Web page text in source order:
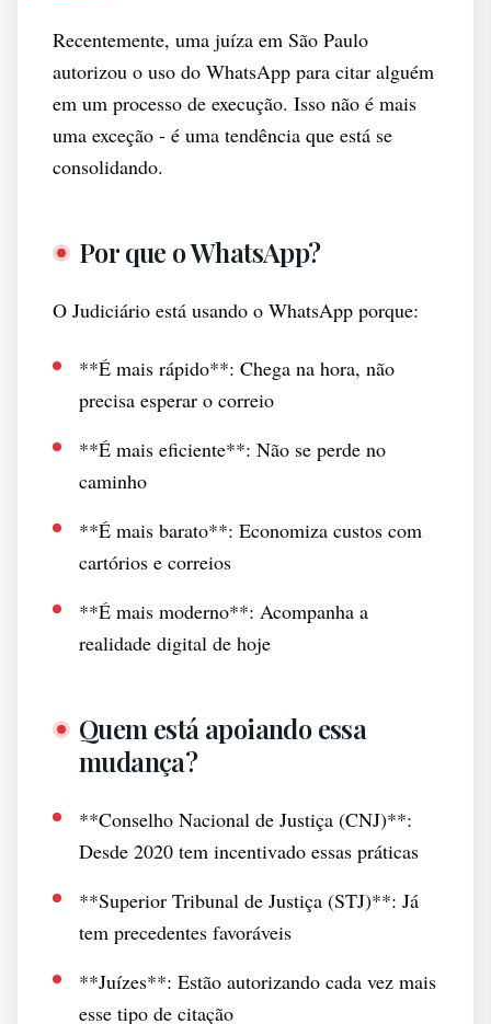
Recentemente, uma juíza em São Paulo
autorizou o uso do WhatsApp para citar alguém
em um processo de execução. Isso não é mais
uma exceção - é uma tendência que está se
consolidando.
Por que o WhatsApp?
O Judiciário está usando o WhatsApp porque:
**É mais rápido**: Chega na hora, não
precisa esperar o correio
**É mais eficiente**: Não se perde no
caminho
**É mais barato**: Economiza custos com
cartórios e correios
**É mais moderno**: Acompanha a
realidade digital de hoje
Quem está apoiando essa
mudança?
**Conselho Nacional de Justiça (CNJ)**:
Desde 2020 tem incentivado essas práticas
**Superior Tribunal de Justiça (STJ)**: Já
tem precedentes favoráveis
**Juízes**: Estão autorizando cada vez mais
esse tipo de citação